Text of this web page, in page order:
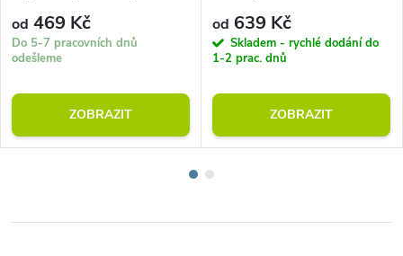
od 469 Kč
Do 5-7 pracovních dnů
odešleme
ZOBRAZIT
od 639 Kč
Skladem - rychlé dodání do
1-2 prac. dnů
ZOBRAZIT